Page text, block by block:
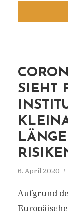
SIEHT
6. April 2020
Aufgrund